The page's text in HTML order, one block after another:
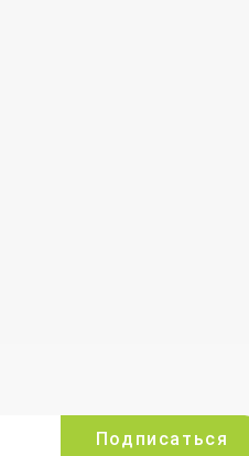
Подписаться